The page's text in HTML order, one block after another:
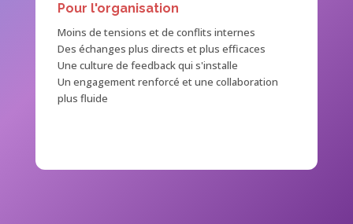
Pour l'organisation
Moins de tensions et de conflits internes
Des échanges plus directs et plus efficaces
Une culture de feedback qui s'installe
Un engagement renforcé et une collaboration
plus fluide